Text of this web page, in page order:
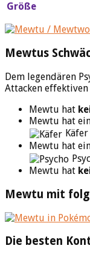
Größe
Mewtus
Dem legendären
Attacken
Mewtu hat
Mewtu hat
Mewtu hat
Mewtu hat
Mewtu mit
Die besten